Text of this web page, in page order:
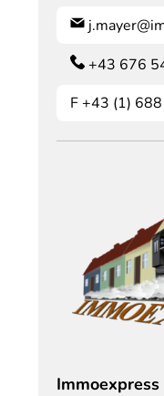
+43 676
F+43 (1)
Immoexpress